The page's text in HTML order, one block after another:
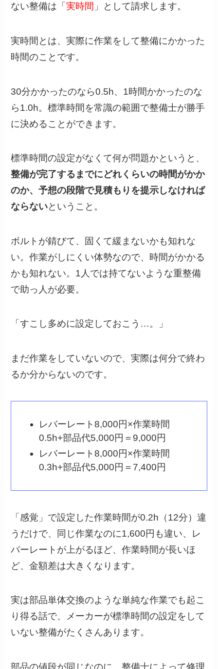
ない整備は「実時間 」として請求します。
実時間とは、実際に作業をして整備にかかった
時間のことです。
30分かかったのなら0.5h、1時間かかったのな
ら1.0h。標準時間を常識の範囲で整備士が勝手
に決めることができます。
標準時間の設定がなくて何が問題かというと、
整備が完了するまでにどれくらいの時間がかか
のか、予想の段階で見積もりを提示しなければ
ならないということ。
ボルトが錆びて、固くて緩まないかも知れな
い。作業がしにくい体勢なので、時間がかかる
かも知れない。1人では持てないような重整備
で助っ人が必要。
「すこし多めに設定しておこう…。」
まだ作業をしていないので、実際は何分で終わ
るか分からないのです。
レバーレート8,000円×作業時間
0.5h+部品代5,000円＝9,000円
レバーレート8,000円×作業時間
0.3h+部品代5,000円＝7,400円
「感覚」で設定した作業時間が0.2h（12分）違
うだけで、同じ作業なのに1,600円も違い、レ
バーレートが上がるほど、作業時間が長いほ
ど、金額差は大きくなります。
実は部品単体交換のような単純な作業でも起こ
り得る話で、メーカーが標準時間の設定をして
いない整備がたくさんあります。
部品の値段が同じなのに、整備士によって修理